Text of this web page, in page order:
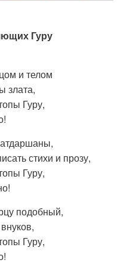
Гуру
и телом
злата,
Гуру,
стихи и прозу,
Гуру,
подобный,
Гуру,